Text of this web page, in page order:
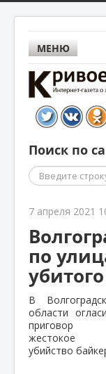
МЕНЮ
Поиск по
Поиск
7 апреля 2021
по
В
области
приговор
жестокое
убийство